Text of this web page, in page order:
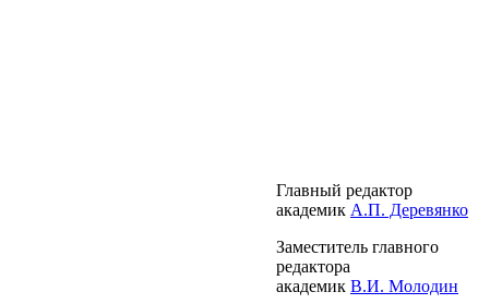
Главный редактор
академик А.П. Деревянко
Заместитель главного
редактора
академик В.И. Молодин